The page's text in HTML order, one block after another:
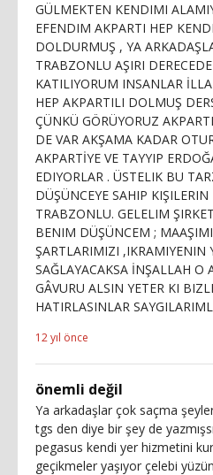
GÜLMEKTEN KENDIMI
EFENDIM AKPARTI HEP
DOLDURMUŞ , YA
TRABZONLU AŞIRI
KATILIYORUM INSANLAR
HEP AKPARTILI DOLMUŞ
ÇÜNKÜ GÖRÜYORUZ
DE VAR AKŞAMA KADAR
AKPARTİYE VE TAYYIP
EDIYORLAR . ÜSTELIK BU
DÜŞÜNCEYE SAHIP
TRABZONLU. GELELIM
BENIM DÜŞÜNCEM ;
ŞARTLARIMIZI ,IKRAMIYENIN
SAĞLAYACAKSA İNŞALLAH O
GÂVURU ALSIN YETER KI
HATIRLASINLAR
12 yıl önce
önemli değil
Ya arkadaşlar çok saçma
tgs den diye bir şey de
pegasus kendi yer hizmetini
geçikmeler yaşıyor çelebi